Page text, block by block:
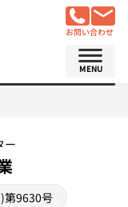
お問い合わせ
MENU
ー
第9630号